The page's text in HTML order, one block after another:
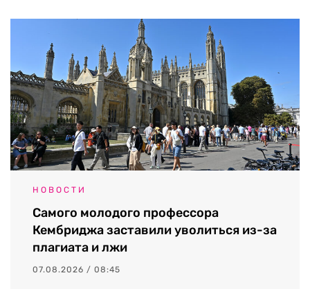
НОВОСТИ
Самого молодого профессора
Кембриджа заставили уволиться из-за
плагиата и лжи
07.08.2026 / 08:45